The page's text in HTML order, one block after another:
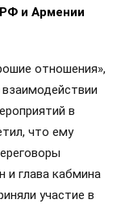
и Армении
отношения»,
в
что ему
глава кабмина
участие в